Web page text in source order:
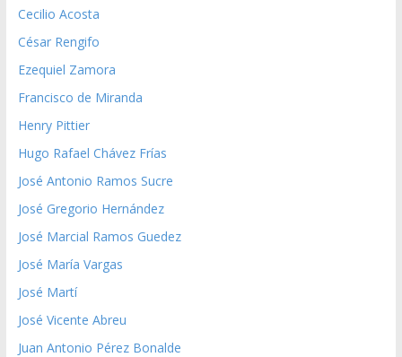
Cecilio Acosta
César Rengifo
Ezequiel Zamora
Francisco de Miranda
Henry Pittier
Hugo Rafael Chávez Frías
José Antonio Ramos Sucre
José Gregorio Hernández
José Marcial Ramos Guedez
José María Vargas
José Martí
José Vicente Abreu
Juan Antonio Pérez Bonalde